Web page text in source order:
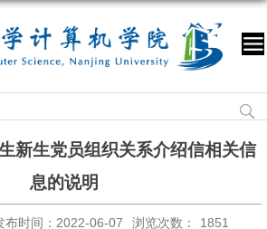
新生党员组织关系介绍信相关信
息的说明
布时间：2022-06-07 浏览次数： 1851